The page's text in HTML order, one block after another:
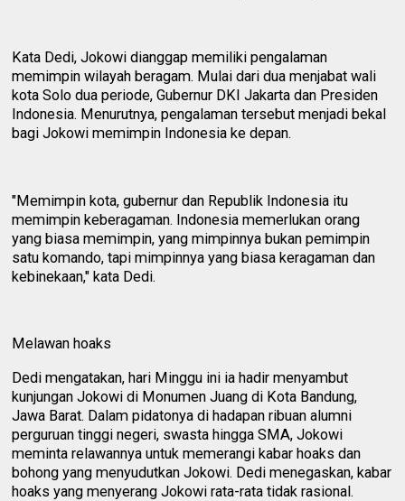
Kata Dedi, Jokowi dianggap memiliki pengalaman
memimpin wilayah beragam. Mulai dari dua menjabat wali
kota Solo dua periode, Gubernur DKI Jakarta dan Presiden
Indonesia. Menurutnya, pengalaman tersebut menjadi bekal
bagi Jokowi memimpin Indonesia ke depan.
"Memimpin kota, gubernur dan Republik Indonesia itu
memimpin keberagaman. Indonesia memerlukan orang
yang biasa memimpin, yang mimpinnya bukan pemimpin
satu komando, tapi mimpinnya yang biasa keragaman dan
kebinekaan," kata Dedi.
Melawan hoaks
Dedi mengatakan, hari Minggu ini ia hadir menyambut
kunjungan Jokowi di Monumen Juang di Kota Bandung,
Jawa Barat. Dalam pidatonya di hadapan ribuan alumni
perguruan tinggi negeri, swasta hingga SMA, Jokowi
meminta relawannya untuk memerangi kabar hoaks dan
bohong yang menyudutkan Jokowi. Dedi menegaskan, kabar
hoaks yang menyerang Jokowi rata-rata tidak rasional.